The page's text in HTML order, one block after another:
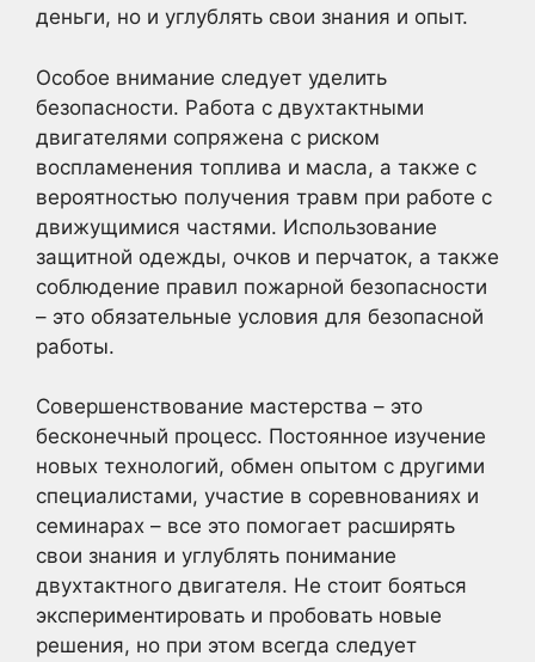
деньги, но и углублять свои знания и опыт.
Особое внимание следует уделить
безопасности. Работа с двухтактными
двигателями сопряжена с риском
воспламенения топлива и масла, а также с
вероятностью получения травм при работе с
движущимися частями. Использование
защитной одежды, очков и перчаток, а также
соблюдение правил пожарной безопасности
– это обязательные условия для безопасной
работы.
Совершенствование мастерства – это
бесконечный процесс. Постоянное изучение
новых технологий, обмен опытом с другими
специалистами, участие в соревнованиях и
семинарах – все это помогает расширять
свои знания и углублять понимание
двухтактного двигателя. Не стоит бояться
экспериментировать и пробовать новые
решения, но при этом всегда следует